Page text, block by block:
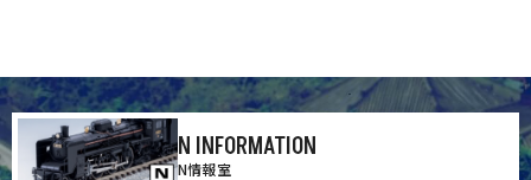
N INFORMATION
N情報室